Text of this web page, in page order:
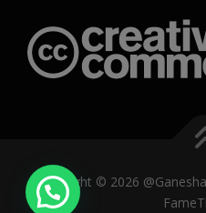
Copyright © 2026